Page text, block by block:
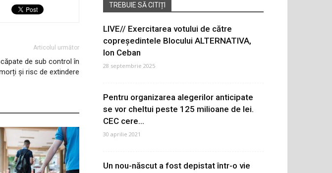
Articolul următor
de sub control în
și risc de extindere
TREBUIE SĂ CITIȚI
LIVE// Exercitarea votului de către
copreședintele Blocului ALTERNATIVA,
Ion Ceban
28 septembrie 2025
Pentru organizarea alegerilor anticipate
se vor cheltui peste 125 milioane de lei.
CEC cere...
30 aprilie 2021
Un nou-născut a fost depistat într-o vie